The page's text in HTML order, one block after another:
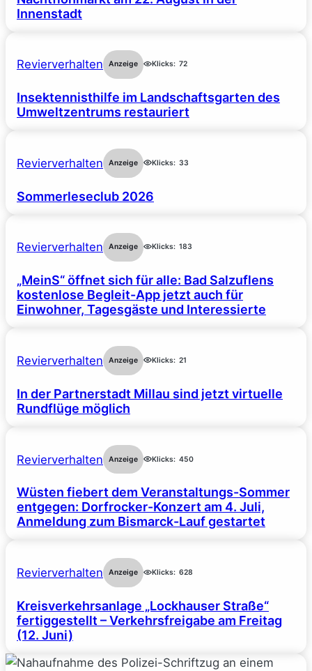
Innenstadt
Revierverhalten Anzeige Klicks: 72
Insektennisthilfe im Landschaftsgarten des
Umweltzentrums restauriert
Revierverhalten Anzeige Klicks: 33
Sommerleseclub 2026
Revierverhalten Anzeige Klicks: 183
„MeinS“ öffnet sich für alle: Bad Salzuflens
kostenlose Begleit-App jetzt auch für
Einwohner, Tagesgäste und Interessierte
Revierverhalten Anzeige Klicks: 21
In der Partnerstadt Millau sind jetzt virtuelle
Rundflüge möglich
Revierverhalten Anzeige Klicks: 450
Wüsten fiebert dem Veranstaltungs-Sommer
entgegen: Dorfrocker-Konzert am 4. Juli,
Anmeldung zum Bismarck-Lauf gestartet
Revierverhalten Anzeige Klicks: 628
Kreisverkehrsanlage „Lockhauser Straße“
fertiggestellt – Verkehrsfreigabe am Freitag
(12. Juni)